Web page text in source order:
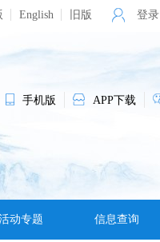
English 旧版 登录
手机版 APP下载
动专题 信息查询